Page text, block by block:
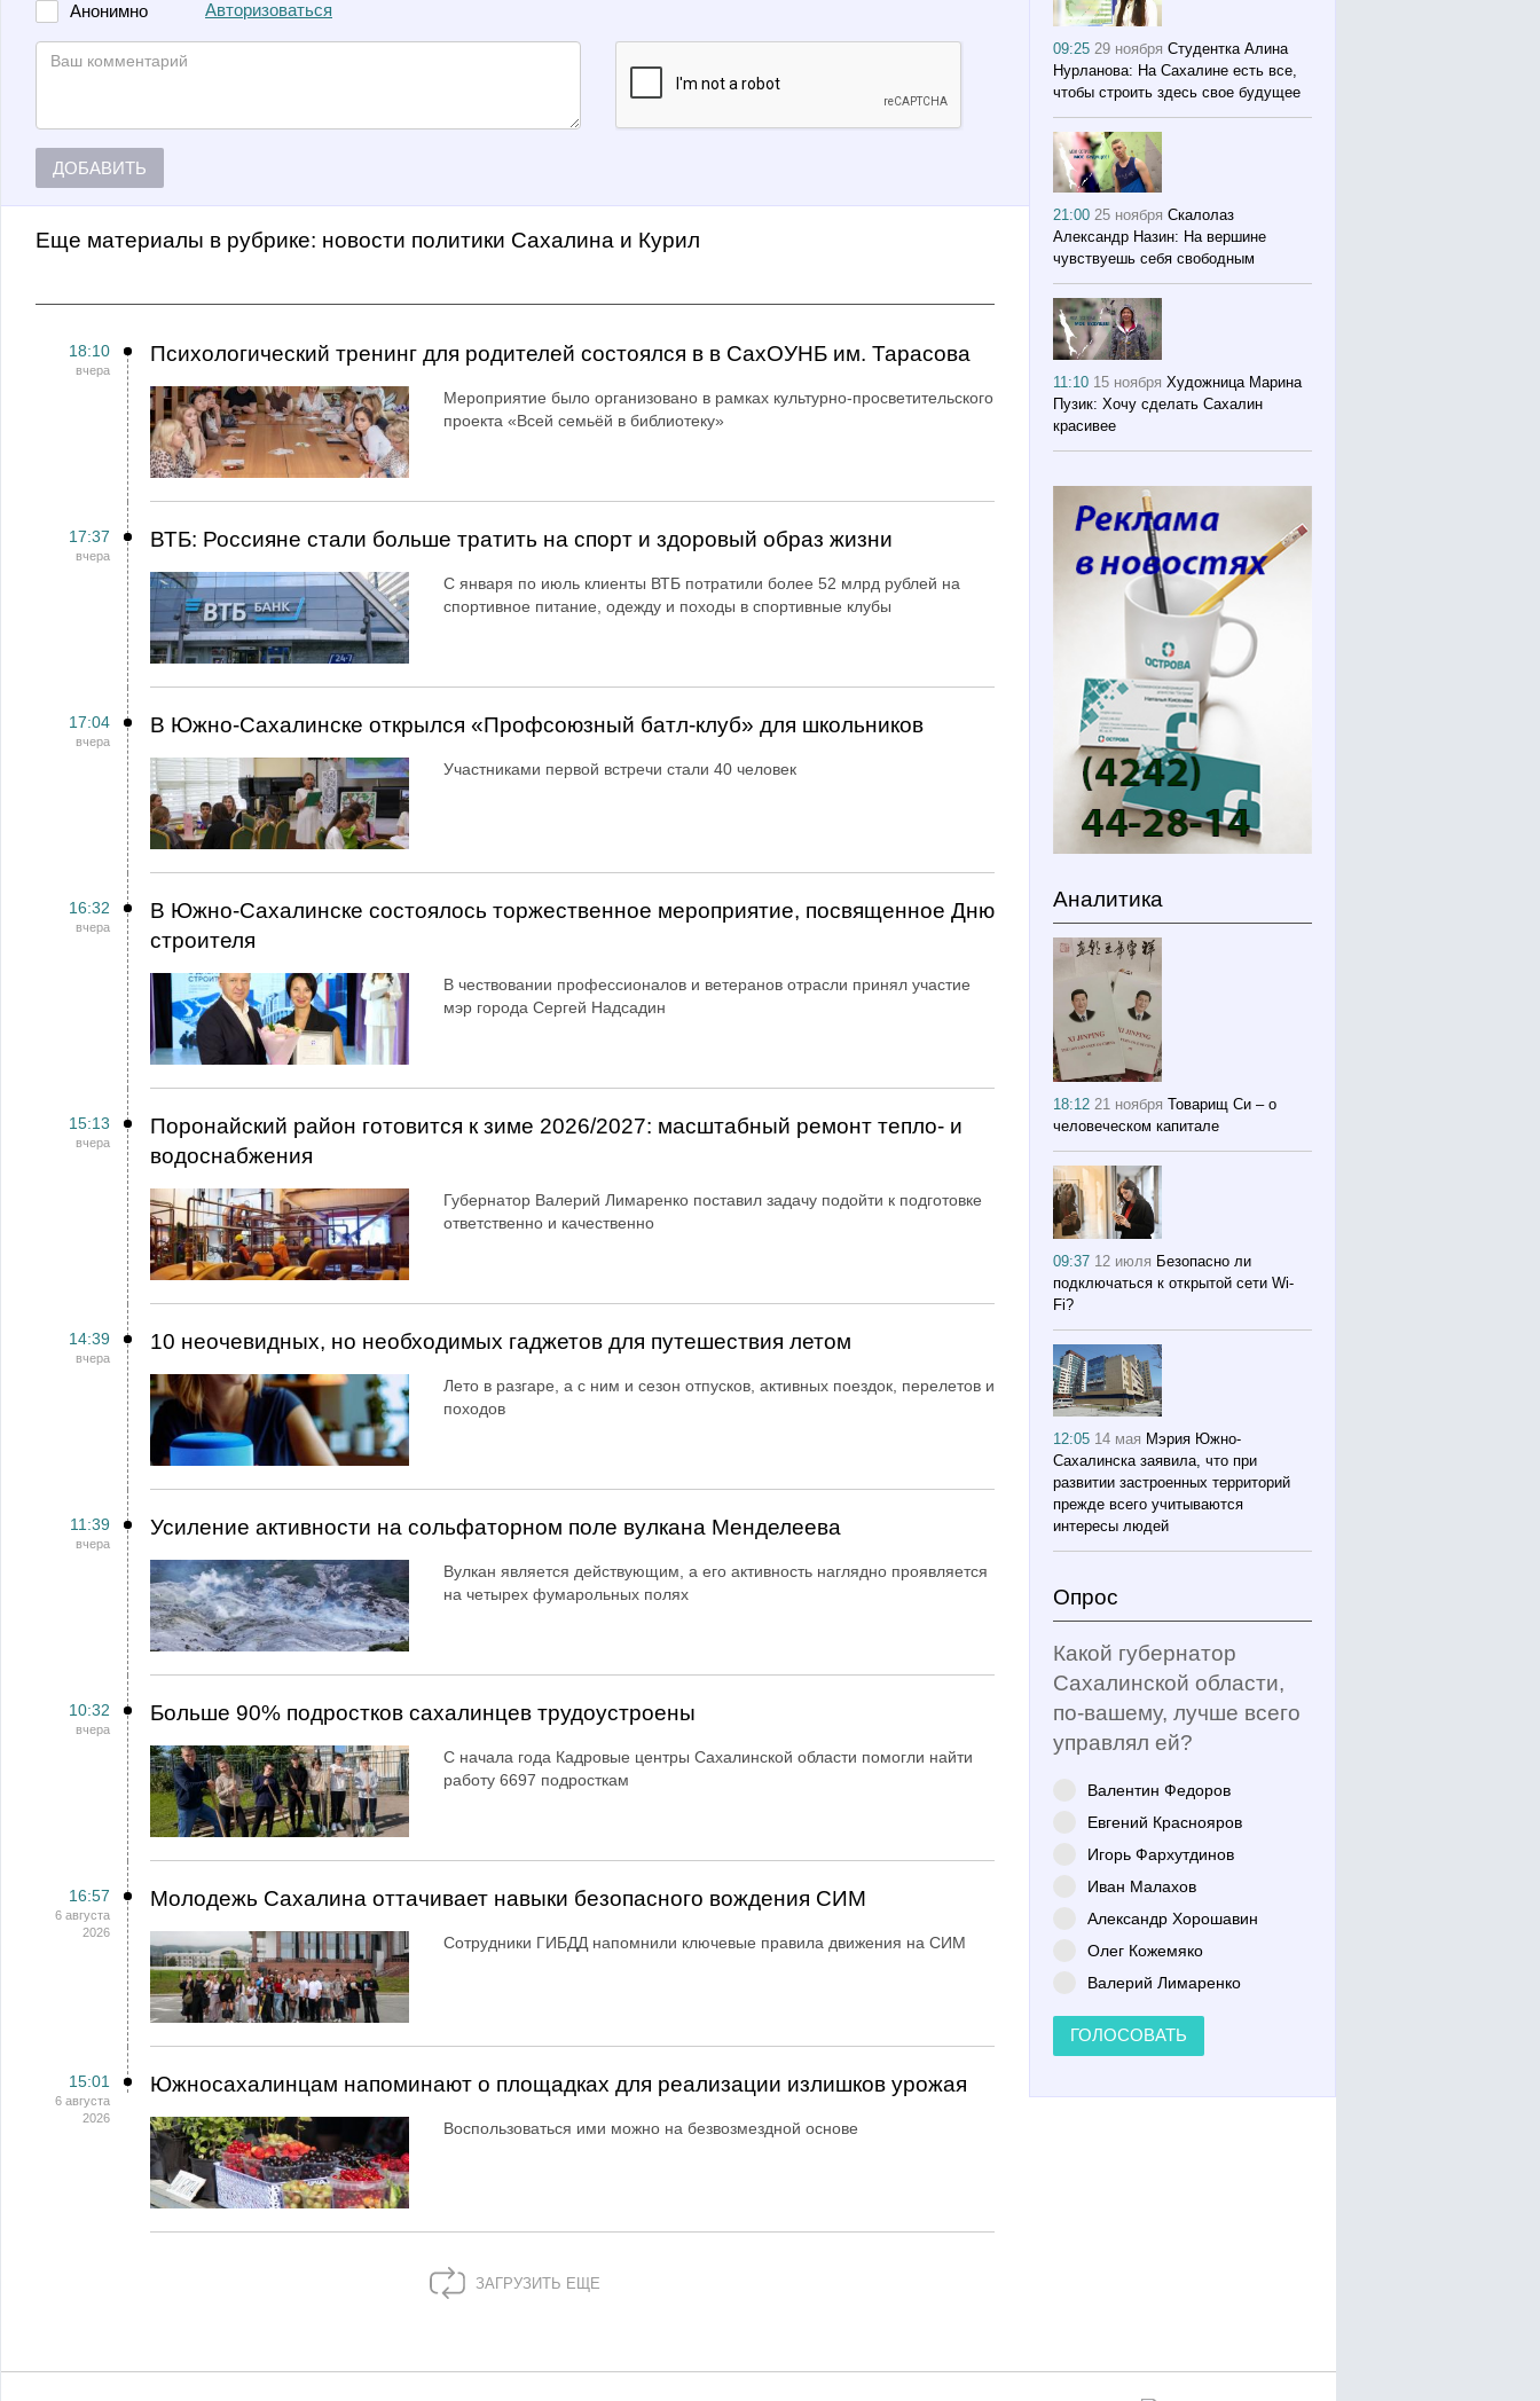
Анонимно Авторизоваться
ДОБАВИТЬ
Еще материалы в рубрике: Новости политики Сахалина и Курил
18:10
вчера
Психологический тренинг для родителей состоялся в в СахОУНБ им. Тарасова
Мероприятие было организовано в рамках культурно-просветительского
проекта «Всей семьёй в библиотеку»
17:37
вчера
ВТБ: Россияне стали больше тратить на спорт и здоровый образ жизни
С января по июль клиенты ВТБ потратили более 52 млрд рублей на
спортивное питание, одежду и походы в спортивные клубы
17:04
вчера
В Южно-Сахалинске открылся «Профсоюзный батл-клуб» для школьников
Участниками первой встречи стали 40 человек
16:32
вчера
В Южно-Сахалинске состоялось торжественное мероприятие, посвященное Дню
строителя
В чествовании профессионалов и ветеранов отрасли принял участие
мэр города Сергей Надсадин
15:13
вчера
Поронайский район готовится к зиме 2026/2027: масштабный ремонт тепло- и
водоснабжения
Губернатор Валерий Лимаренко поставил задачу подойти к подготовке
ответственно и качественно
14:39
вчера
10 неочевидных, но необходимых гаджетов для путешествия летом
Лето в разгаре, а с ним и сезон отпусков, активных поездок, перелетов и
походов
11:39
вчера
Усиление активности на сольфаторном поле вулкана Менделеева
Вулкан является действующим, а его активность наглядно проявляется
на четырех фумарольных полях
10:32
вчера
Больше 90% подростков сахалинцев трудоустроены
С начала года Кадровые центры Сахалинской области помогли найти
работу 6697 подросткам
16:57
6 августа
2026
Молодежь Сахалина оттачивает навыки безопасного вождения СИМ
Сотрудники ГИБДД напомнили ключевые правила движения на СИМ
15:01
6 августа
2026
Южносахалинцам напоминают о площадках для реализации излишков урожая
Воспользоваться ими можно на безвозмездной основе
ЗАГРУЗИТЬ ЕЩЕ
09:2529 ноября Студентка Алина
Нурланова: На Сахалине есть все,
чтобы строить здесь свое будущее
21:0025 ноября Скалолаз
Александр Назин: На вершине
чувствуешь себя свободным
11:10 15 ноября Художница Марина
Пузик: Хочу сделать Сахалин
красивее
Аналитика
18:1221 ноября Товарищ Си – о
человеческом капитале
09:37 12 июля Безопасно ли
подключаться к открытой сети Wi-
Fi?
12:05 14 мая Мэрия Южно-
Сахалинска заявила, что при
развитии застроенных территорий
прежде всего учитываются
интересы людей
Опрос
Какой губернатор
Сахалинской области,
по-вашему, лучше всего
управлял ей?
Валентин Федоров
Евгений Краснояров
Игорь Фархутдинов
Иван Малахов
Александр Хорошавин
Олег Кожемяко
Валерий Лимаренко
ГОЛОСОВАТЬ